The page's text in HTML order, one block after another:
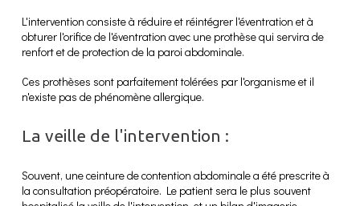
L'intervention consiste à réduire et réintégrer l'éventration et à
obturer l'orifice de l'éventration avec une prothèse qui servira de
renfort et de protection de la paroi abdominale.
Ces prothèses sont parfaitement tolérées par l'organisme et il
n'existe pas de phénomène allergique.
La veille de l'intervention :
Souvent, une ceinture de contention abdominale a été prescrite à
la consultation préopératoire. Le patient sera le plus souvent